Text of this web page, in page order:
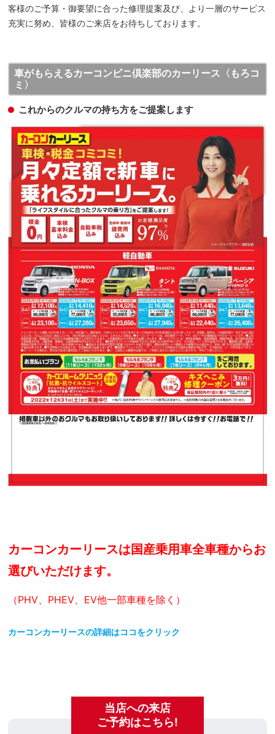
客様のご予算・御要望に合った修理提案及び、より一層のサービス
充実に努め、皆様のご来店をお待ちしております。
車がもらえるカーコンビニ倶楽部のカーリース〈もろコ
ミ〉
これからのクルマの持ち方をご提案します
カーコンカーリースは国産乗用車全車種からお
選びいただけます。
（PHV、PHEV、EV他一部車種を除く）
カーコンカーリースの詳細はココをクリック
当店への来店
ご予約はこちら!